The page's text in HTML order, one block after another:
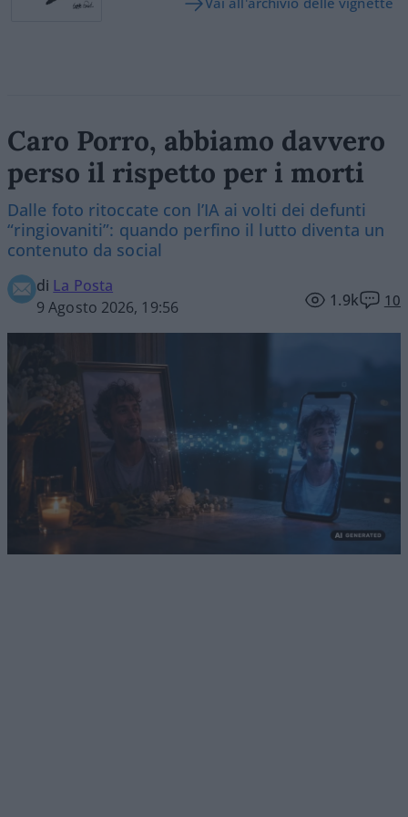
Caro Porro, abbiamo davvero
perso il rispetto per i morti
Dalle foto ritoccate con l’IA ai volti dei defunti
“ringiovaniti”: quando perfino il lutto diventa un
contenuto da social
di La Posta
9 Agosto 2026, 19:56
1.9k 10